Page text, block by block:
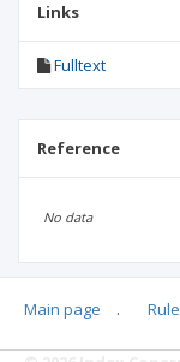
Links
Fulltext
Reference
No data
Articles quoting
Main page .